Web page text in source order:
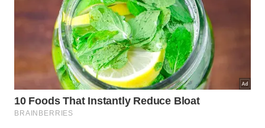
superfícies para carnes cruas e alimentos prontos
faz mais diferença do que escolher qualquer
utensílio e descuidar da rotina. Uma tábua de corte
eficiente é aquela que ajuda a cozinhar melhor,
protege a faca e não transforma marcas de uso em
pontos de sujeira escondida.